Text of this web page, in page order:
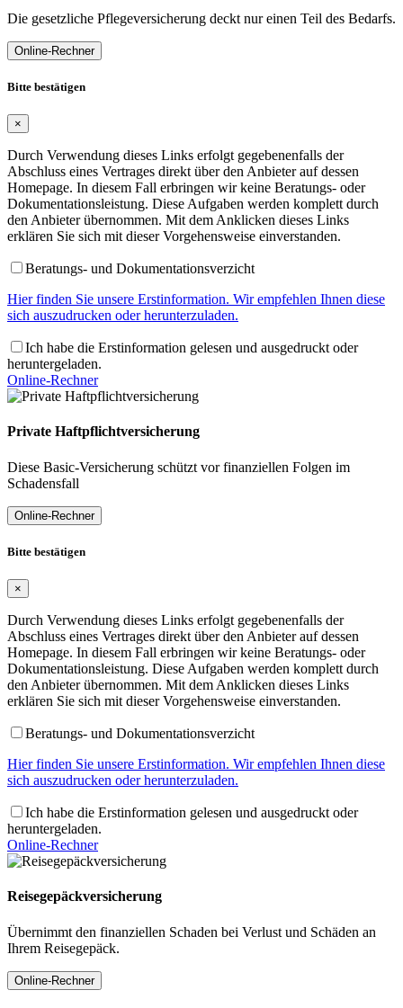
Die gesetzliche Pflegeversicherung deckt nur einen Teil des Bedarfs.
Online-Rechner
Bitte bestätigen
×
Durch Verwendung dieses Links erfolgt gegebenenfalls der
Abschluss eines Vertrages direkt über den Anbieter auf dessen
Homepage. In diesem Fall erbringen wir keine Beratungs- oder
Dokumentationsleistung. Diese Aufgaben werden komplett durch
den Anbieter übernommen. Mit dem Anklicken dieses Links
erklären Sie sich mit dieser Vorgehensweise einverstanden.
Beratungs- und Dokumentationsverzicht
Hier finden Sie unsere Erstinformation. Wir empfehlen Ihnen diese
sich auszudrucken oder herunterzuladen.
Ich habe die Erstinformation gelesen und ausgedruckt oder
heruntergeladen.
Online-Rechner
Private Haftpflichtversicherung
Diese Basic-Versicherung schützt vor finanziellen Folgen im
Schadensfall
Online-Rechner
Bitte bestätigen
×
Durch Verwendung dieses Links erfolgt gegebenenfalls der
Abschluss eines Vertrages direkt über den Anbieter auf dessen
Homepage. In diesem Fall erbringen wir keine Beratungs- oder
Dokumentationsleistung. Diese Aufgaben werden komplett durch
den Anbieter übernommen. Mit dem Anklicken dieses Links
erklären Sie sich mit dieser Vorgehensweise einverstanden.
Beratungs- und Dokumentationsverzicht
Hier finden Sie unsere Erstinformation. Wir empfehlen Ihnen diese
sich auszudrucken oder herunterzuladen.
Ich habe die Erstinformation gelesen und ausgedruckt oder
heruntergeladen.
Online-Rechner
Reisegepäckversicherung
Übernimmt den finanziellen Schaden bei Verlust und Schäden an
Ihrem Reisegepäck.
Online-Rechner